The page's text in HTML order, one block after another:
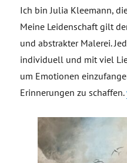
Ich bin Julia Kleemann,
Meine Leidenschaft gilt
und abstrakter Malerei.
individuell und mit viel
um Emotionen
Erinnerungen zu schaffen.